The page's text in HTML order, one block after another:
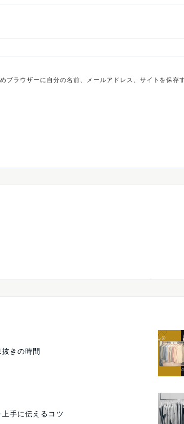
ブラウザーに自分の名前、メールアドレス、サイトを保存
きの時間
手に伝えるコツ